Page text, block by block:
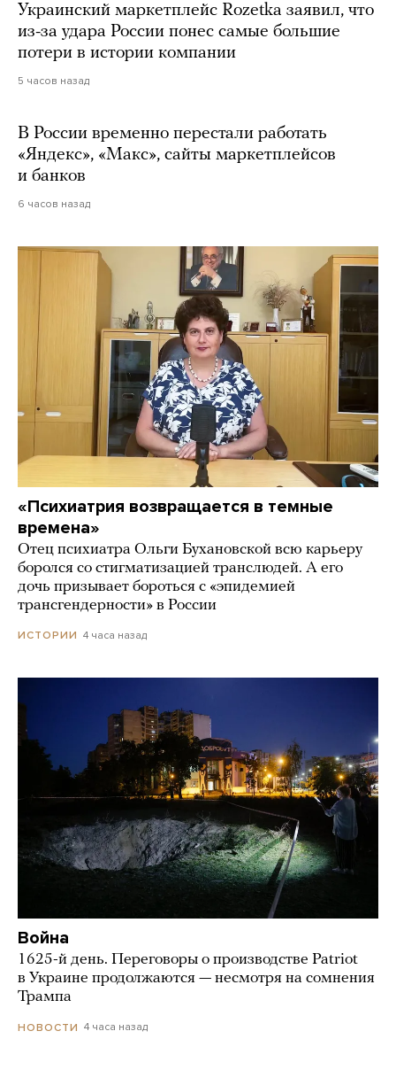
Украинский маркетплейс Rozetka заявил, что
из-за удара России понес самые большие
потери в истории компании
5 часов назад
В России временно перестали работать
«Яндекс», «Макс», сайты маркетплейсов
и банков
6 часов назад
«Психиатрия возвращается в темные
времена»
Отец психиатра Ольги Бухановской всю карьеру
боролся со стигматизацией транслюдей. А его
дочь призывает бороться с «эпидемией
трансгендерности» в России
ИСТОРИИ 4 часа назад
Война
1625-й день. Переговоры о производстве Patriot
в Украине продолжаются — несмотря на сомнения
Трампа
НОВОСТИ 4 часа назад